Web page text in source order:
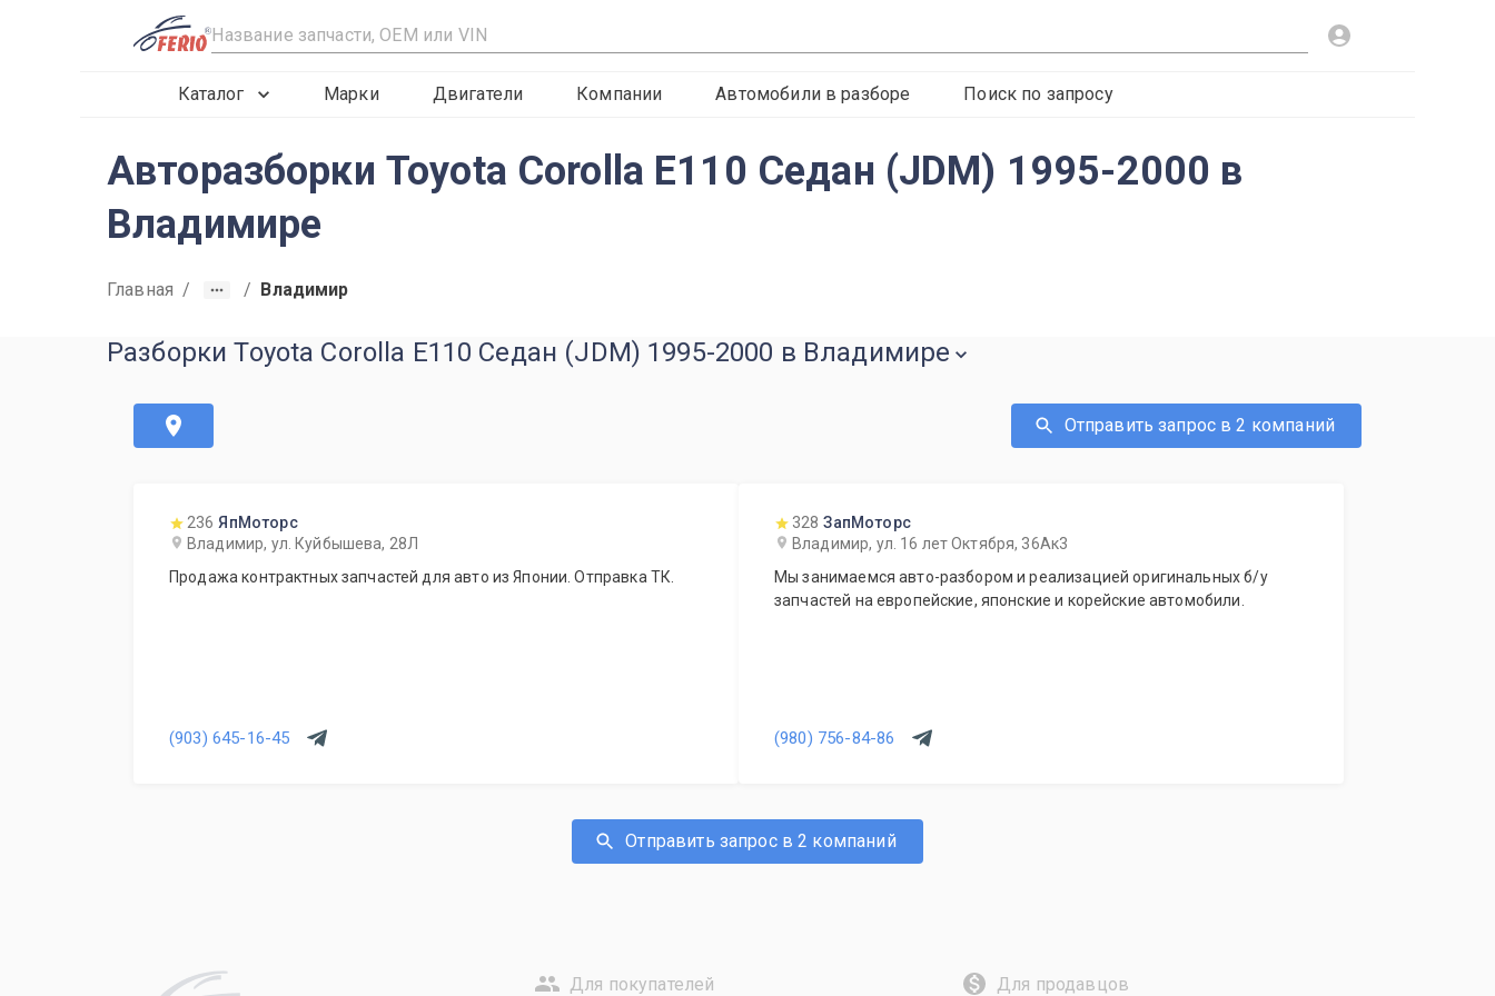
R
Каталог Марки Двигатели Компании Автомобили в разборе Поиск по запросу
Авторазборки Toyota Corolla E110 Седан (JDM) 1995-2000 в
Владимире
Главная / / Владимир
Разборки Toyota Corolla E110 Седан (JDM) 1995-2000 в Владимире
Отправить запрос в 2 компаний
236 ЯпМоторс
Владимир, ул. Куйбышева, 28Л
Продажа контрактных запчастей для авто из Японии. Отправка ТК.
(903) 645-16-45
328 ЗапМоторс
Владимир, ул. 16 лет Октября, 36Ак3
Мы занимаемся авто-разбором и реализацией оригинальных б/у
запчастей на европейские, японские и корейские автомобили.
(980) 756-84-86
Отправить запрос в 2 компаний
Для покупателей Для продавцов